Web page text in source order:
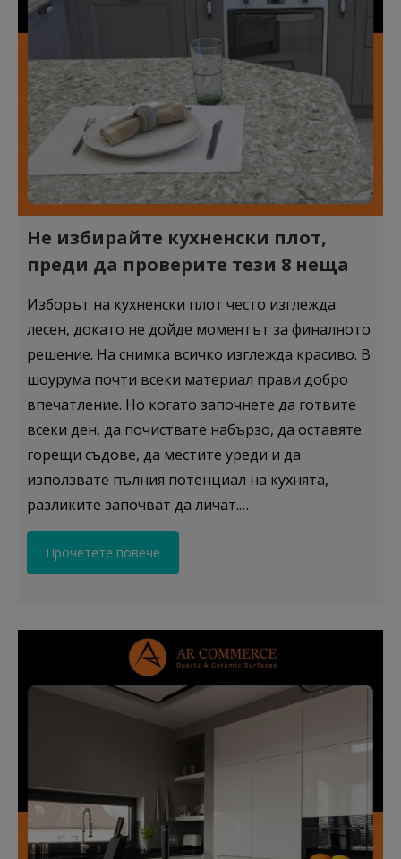
Не избирайте кухненски плот,
преди да проверите тези 8 неща
Изборът на кухненски плот често изглежда
лесен, докато не дойде моментът за финалното
решение. На снимка всичко изглежда красиво. В
шоурума почти всеки материал прави добро
впечатление. Но когато започнете да готвите
всеки ден, да почиствате набързо, да оставяте
горещи съдове, да местите уреди и да
използвате пълния потенциал на кухнята,
разликите започват да личат.…
Прочетете повече